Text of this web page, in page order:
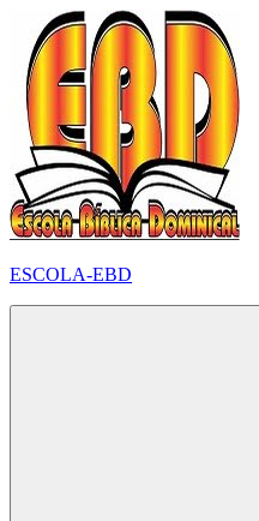
para
conteúdo
ESCOLA-EBD